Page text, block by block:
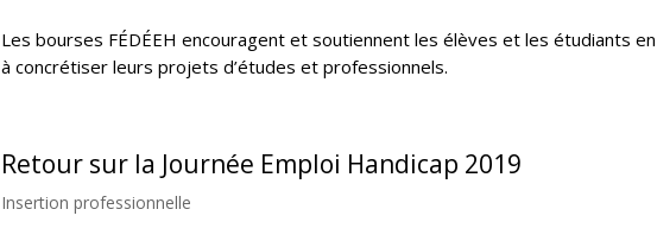
Les bourses FÉDÉEH encouragent et soutiennent les élèves et les étudiants
à concrétiser leurs projets d’études et professionnels.
Retour sur la Journée Emploi Handicap 2019
Insertion professionnelle